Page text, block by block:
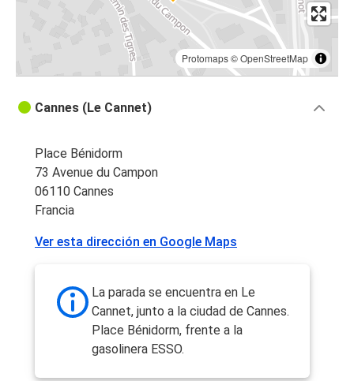
Protomaps©OpenStreetMap
Cannes (Le Cannet)
Place Bénidorm
73 Avenue du Campon
06110 Cannes
Francia
Ver esta dirección en Google Maps
La parada se encuentra en Le
Cannet, junto a la ciudad de Cannes.
Place Bénidorm, frente a la
gasolinera ESSO.